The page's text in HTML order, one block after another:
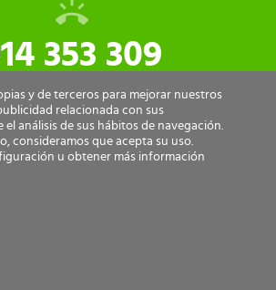
353 309
y de terceros para mejorar nuestros
relacionada con sus
el análisis de sus hábitos de navegación.
consideramos que acepta su uso.
u obtener más información